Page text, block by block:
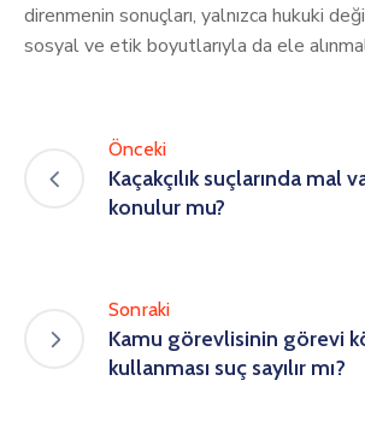
direnmenin sonuçları, yalnızca hukuki
sosyal ve etik boyutlarıyla da ele
Önceki
Kaçakçılık suçlarında mal
konulur mu?
Sonraki
Kamu görevlisinin görevi
kullanması suç sayılır mı?